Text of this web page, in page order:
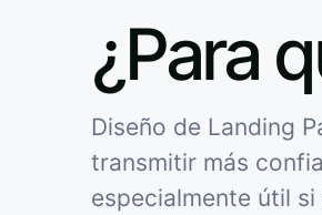
¿Para
Diseño de Landing
transmitir más
especialmente útil